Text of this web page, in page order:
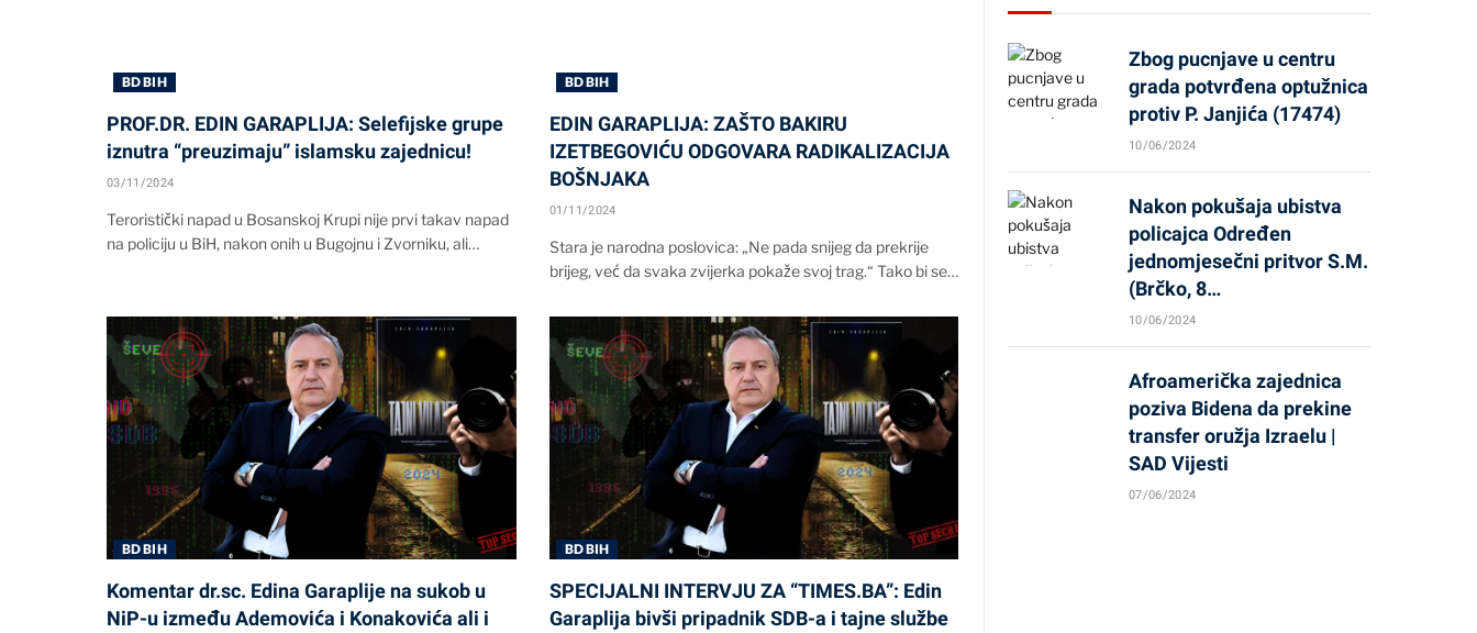
BD BIH
PROF.DR. EDIN GARAPLIJA: Selefijske grupe
iznutra “preuzimaju” islamsku zajednicu!
03/11/2024
Teroristički napad u Bosanskoj Krupi nije prvi takav napad
na policiju u BiH, nakon onih u Bugojnu i Zvorniku, ali…
BD BIH
EDIN GARAPLIJA: ZAŠTO BAKIRU
IZETBEGOVIĆU ODGOVARA RADIKALIZACIJA
BOŠNJAKA
01/11/2024
Stara je narodna poslovica: „Ne pada snijeg da prekrije
brijeg, već da svaka zvijerka pokaže svoj trag.“ Tako bi se…
BD BIH
Komentar dr.sc. Edina Garaplije na sukob u
NiP-u između Ademovića i Konakovića ali i
BD BIH
SPECIJALNI INTERVJU ZA “TIMES.BA”: Edin
Garaplija bivši pripadnik SDB-a i tajne službe
Zbog pucnjave u centru
grada potvrđena optužnica
protiv P. Janjića (17474)
10/06/2024
Nakon pokušaja ubistva
policajca Određen
jednomjesečni pritvor S.M.
(Brčko, 8…
10/06/2024
Afroamerička zajednica
poziva Bidena da prekine
transfer oružja Izraelu |
SAD Vijesti
07/06/2024